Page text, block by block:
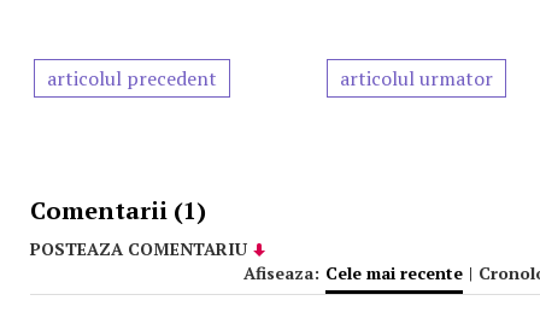
articolul precedent articolul urmator
Comentarii (1)
POSTEAZA COMENTARIU
Afiseaza: Cele mai recente |